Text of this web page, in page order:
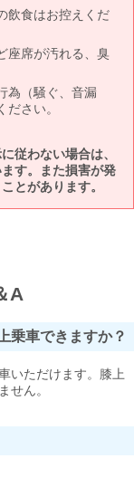
飲食はお控えくだ
座席が汚れる、臭
為（騒ぐ、音漏
さい。
従わない場合は、
す。また損害が発
とがあります。
A
乗車できますか？
いただけます。膝上
せん。